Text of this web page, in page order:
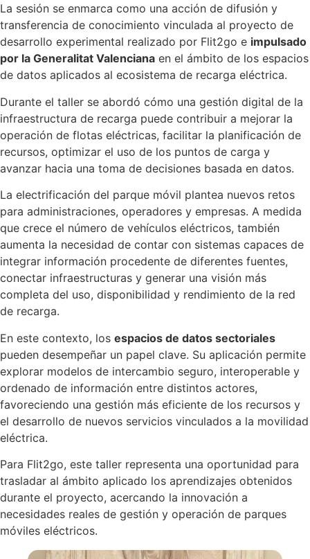
o
Diseño
web
Crea
o
renueva
web
de
tu
negocio
de
alquiler
de
vehículos
Historia
Equipo
Empleo
Prensa
Blog
La sesión se enmarca como una acción de difusión y
transferencia de conocimiento vinculada al proyecto de
desarrollo experimental realizado por Flit2go e impulsado
por la Generalitat Valenciana en el ámbito de los espacios
de datos aplicados al ecosistema de recarga eléctrica.
Durante el taller se abordó cómo una gestión digital de la
infraestructura de recarga puede contribuir a mejorar la
operación de flotas eléctricas, facilitar la planificación de
recursos, optimizar el uso de los puntos de carga y
avanzar hacia una toma de decisiones basada en datos.
La electrificación del parque móvil plantea nuevos retos
para administraciones, operadores y empresas. A medida
que crece el número de vehículos eléctricos, también
aumenta la necesidad de contar con sistemas capaces de
integrar información procedente de diferentes fuentes,
conectar infraestructuras y generar una visión más
completa del uso, disponibilidad y rendimiento de la red
de recarga.
En este contexto, los espacios de datos sectoriales
pueden desempeñar un papel clave. Su aplicación permite
explorar modelos de intercambio seguro, interoperable y
ordenado de información entre distintos actores,
favoreciendo una gestión más eficiente de los recursos y
el desarrollo de nuevos servicios vinculados a la movilidad
eléctrica.
Para Flit2go, este taller representa una oportunidad para
trasladar al ámbito aplicado los aprendizajes obtenidos
durante el proyecto, acercando la innovación a
necesidades reales de gestión y operación de parques
móviles eléctricos.